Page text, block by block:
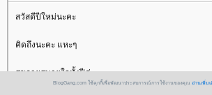
สวัสดีปีใหม่นะคะ
คิดถึงนะคะ แหะๆ
สุขกายสบายใจทั้งปีค่ะ
สาวไกด์ใจซื่อ 4 มกราคม 2559 15:14:08 น.
BlogGang.com ใช้คุกกี้เพื่อพัฒนาประสบการณ์การใช้งานของคุณ อ่านเพิ่ม